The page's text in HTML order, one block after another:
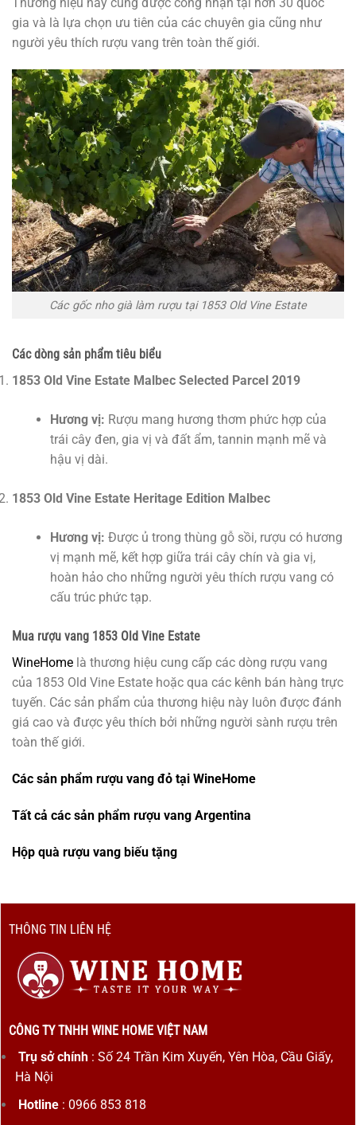
gia và là lựa chọn ưu tiên của các chuyên gia cũng như
người yêu thích rượu vang trên toàn thế giới.
Các gốc nho già làm rượu tại 1853 Old Vine Estate
Các dòng sản phẩm tiêu biểu
1853 Old Vine Estate Malbec Selected Parcel 2019
Hương vị: Rượu mang hương thơm phức hợp của
trái cây đen, gia vị và đất ẩm, tannin mạnh mẽ và
hậu vị dài.
1853 Old Vine Estate Heritage Edition Malbec
Hương vị: Được ủ trong thùng gỗ sồi, rượu có hương
vị mạnh mẽ, kết hợp giữa trái cây chín và gia vị,
hoàn hảo cho những người yêu thích rượu vang có
cấu trúc phức tạp.
Mua rượu vang 1853 Old Vine Estate
WineHome là thương hiệu cung cấp các dòng rượu vang
của 1853 Old Vine Estate hoặc qua các kênh bán hàng trực
tuyến. Các sản phẩm của thương hiệu này luôn được đánh
giá cao và được yêu thích bởi những người sành rượu trên
toàn thế giới.
Các sản phẩm rượu vang đỏ tại WineHome
Tất cả các sản phẩm rượu vang Argentina
Hộp quà rượu vang biếu tặng
THÔNG TIN LIÊN HỆ
CÔNG TY TNHH WINE HOME VIỆT NAM
Trụ sở chính: Số 24 Trần Kim Xuyến, Yên Hòa, Cầu Giấy,
Hà Nội
Hotline: 0966 853 818